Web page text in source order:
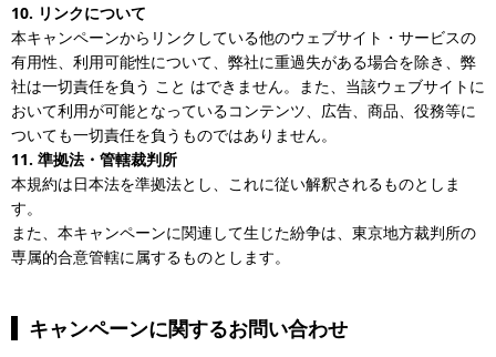
10. リンクについて
本キャンペーンからリンクしている他のウェブサイト・サービスの
有用性、利用可能性について、弊社に重過失がある場合を除き、弊
社は一切責任を負う こと はできません。また、当該ウェブサイトに
おいて利用が可能となっているコンテンツ、広告、商品、役務等に
ついても一切責任を負うものではありません。
11. 準拠法・管轄裁判所
本規約は日本法を準拠法とし、これに従い解釈されるものとしま
す。
また、本キャンペーンに関連して生じた紛争は、東京地方裁判所の
専属的合意管轄に属するものとします。
キャンペーンに関するお問い合わせ